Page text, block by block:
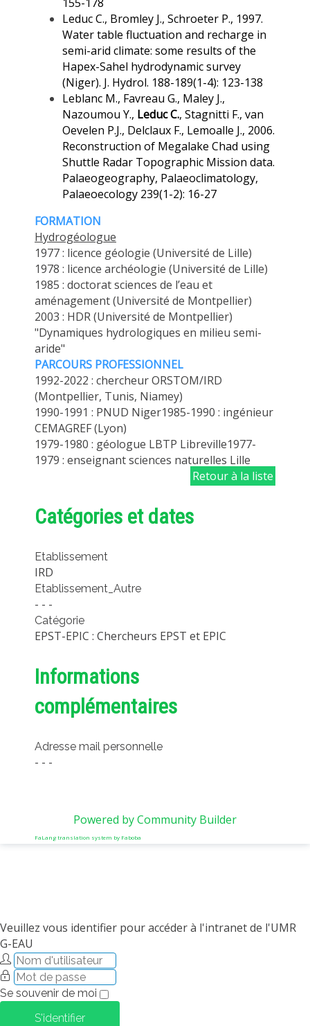
Leduc C., Bromley J., Schroeter P., 1997.
Water table fluctuation and recharge in
semi-arid climate: some results of the
Hapex-Sahel hydrodynamic survey
(Niger). J. Hydrol. 188-189(1-4): 123-138
Leblanc M., Favreau G., Maley J.,
Nazoumou Y., Leduc C., Stagnitti F., van
Oevelen P.J., Delclaux F., Lemoalle J., 2006.
Reconstruction of Megalake Chad using
Shuttle Radar Topographic Mission data.
Palaeogeography, Palaeoclimatology,
Palaeoecology 239(1-2): 16-27
FORMATION
Hydrogéologue
1977 : licence géologie (Université de Lille)
1978 : licence archéologie (Université de Lille)
1985 : doctorat sciences de l’eau et
aménagement (Université de Montpellier)
2003 : HDR (Université de Montpellier)
"Dynamiques hydrologiques en milieu semi-
aride"
PARCOURS PROFESSIONNEL
1992-2022 : chercheur ORSTOM/IRD
(Montpellier, Tunis, Niamey)
1990-1991 : PNUD Niger1985-1990 : ingénieur
CEMAGREF (Lyon)
1979-1980 : géologue LBTP Libreville1977-
1979 : enseignant sciences naturelles Lille
Retour à la liste
Catégories et dates
Etablissement
IRD
Etablissement_Autre
- - -
Catégorie
EPST-EPIC : Chercheurs EPST et EPIC
Informations
complémentaires
Adresse mail personnelle
- - -
Powered by Community Builder
FaLang translation system by Faboba
Veuillez vous identifier pour accéder à l'intranet de l'UMR
G-EAU
Se souvenir de moi
S'identifier